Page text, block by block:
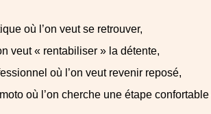
où l’on veut se retrouver,
veut « rentabiliser » la détente,
où l’on veut revenir reposé,
où l’on cherche une étape